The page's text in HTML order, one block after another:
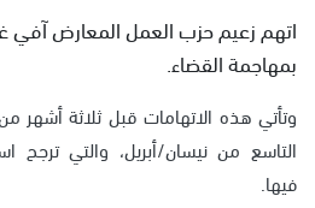
اتهم زعيم حزب العمل المعارض آفي
بمهاجمة القضاء.
وتأتي هذه الاتهامات قبل ثلاثة أشهر
التاسع من نيسان/أبريل، والتي ترجح
فيها.